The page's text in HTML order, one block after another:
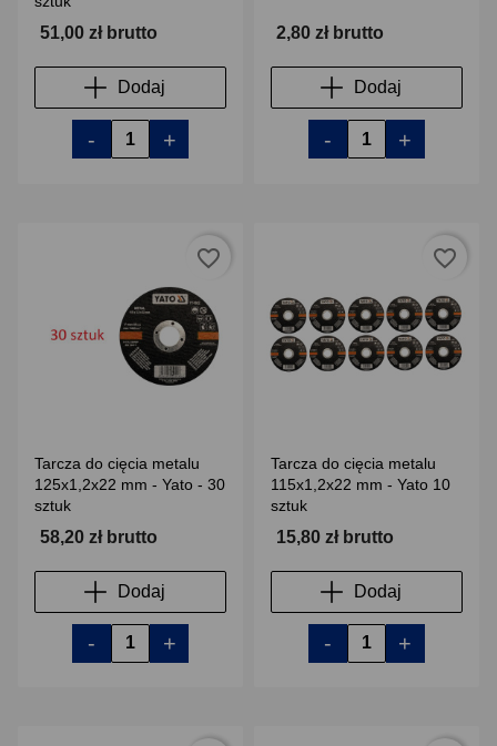
51,00 zł brutto
Dodaj
- +
2,80 zł brutto
Dodaj
- +
Tarcza do cięcia metalu
125x1,2x22 mm - Yato - 30
sztuk
58,20 zł brutto
Dodaj
- +
favorite_border
Tarcza do cięcia metalu
115x1,2x22 mm - Yato 10
sztuk
15,80 zł brutto
Dodaj
- +
favorite_border